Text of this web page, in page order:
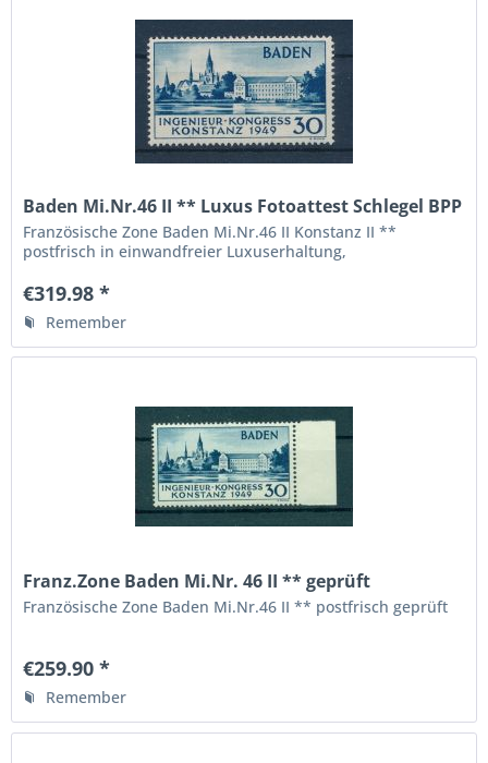
Baden Mi.Nr.46 II ** Luxus Fotoattest Schlegel BPP
Französische Zone Baden Mi.Nr.46 II Konstanz II **
postfrisch in einwandfreier Luxuserhaltung,
einwandfrei ", die höchste Qualitätsstufe,
€319.98 *
Remember
Franz.Zone Baden Mi.Nr. 46 II ** geprüft
Französische Zone Baden Mi.Nr.46 II ** postfrisch geprüft
€259.90 *
Remember